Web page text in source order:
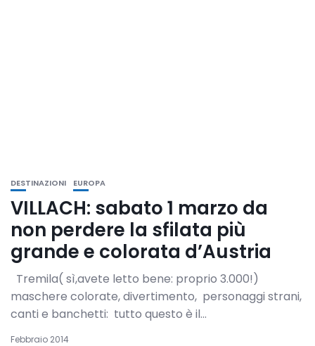
DESTINAZIONI EUROPA
VILLACH: sabato 1 marzo da
non perdere la sfilata più
grande e colorata d’Austria
Tremila( sì,avete letto bene: proprio 3.000!)
maschere colorate, divertimento, personaggi strani,
canti e banchetti: tutto questo è il...
Febbraio 2014